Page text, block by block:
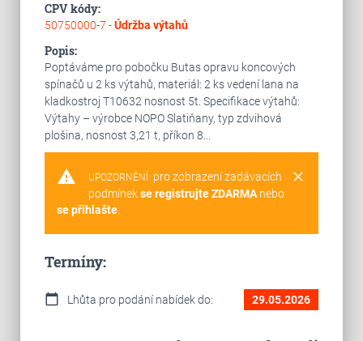
CPV kódy:
50750000-7 -Údržba výtahů
Popis:
Poptáváme pro pobočku Butas opravu koncových
spínačů u 2 ks výtahů, materiál: 2 ks vedení lana na
kladkostroj T10632 nosnost 5t. Specifikace výtahů:
Výtahy – výrobce NOPO Slatiňany, typ zdvihová
plošina, nosnost 3,21 t, příkon 8...
warning clear
UPOZORNĚNÍ: pro zobrazení zadávacích
podmínekse registrujte ZDARMAnebo
se přihlašte.
Termíny:
calendar_today Lhůta pro podání nabídek do: 29.05.2026